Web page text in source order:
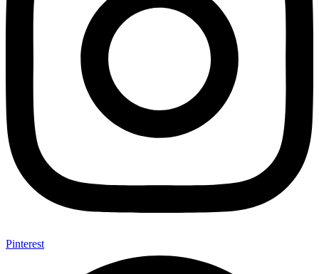
Pinterest